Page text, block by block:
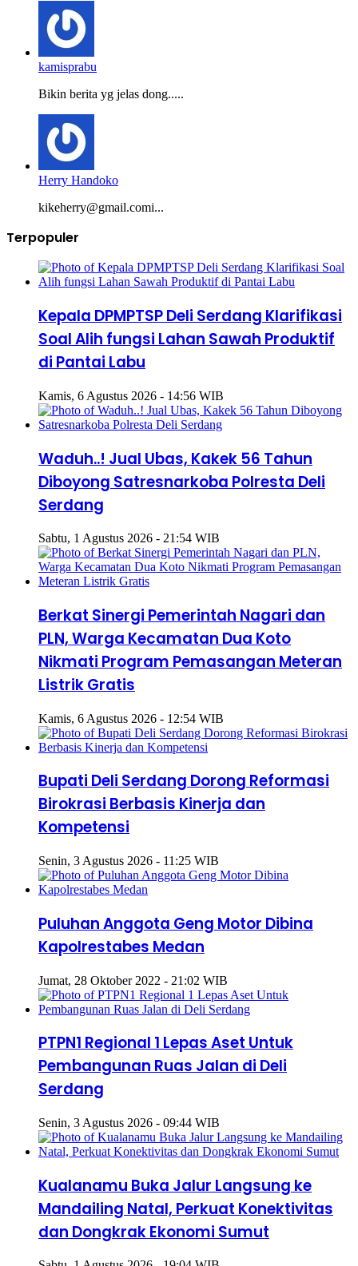
kamisprabu
Bikin berita yg jelas dong.....
Herry Handoko
kikeherry@gmail.comi...
Terpopuler
Kepala DPMPTSP Deli Serdang Klarifikasi
Soal Alih fungsi Lahan Sawah Produktif
di Pantai Labu
Kamis, 6 Agustus 2026 - 14:56 WIB
Waduh..! Jual Ubas, Kakek 56 Tahun
Diboyong Satresnarkoba Polresta Deli
Serdang
Sabtu, 1 Agustus 2026 - 21:54 WIB
Berkat Sinergi Pemerintah Nagari dan
PLN, Warga Kecamatan Dua Koto
Nikmati Program Pemasangan Meteran
Listrik Gratis
Kamis, 6 Agustus 2026 - 12:54 WIB
Bupati Deli Serdang Dorong Reformasi
Birokrasi Berbasis Kinerja dan
Kompetensi
Senin, 3 Agustus 2026 - 11:25 WIB
Puluhan Anggota Geng Motor Dibina
Kapolrestabes Medan
Jumat, 28 Oktober 2022 - 21:02 WIB
PTPN1 Regional 1 Lepas Aset Untuk
Pembangunan Ruas Jalan di Deli
Serdang
Senin, 3 Agustus 2026 - 09:44 WIB
Kualanamu Buka Jalur Langsung ke
Mandailing Natal, Perkuat Konektivitas
dan Dongkrak Ekonomi Sumut